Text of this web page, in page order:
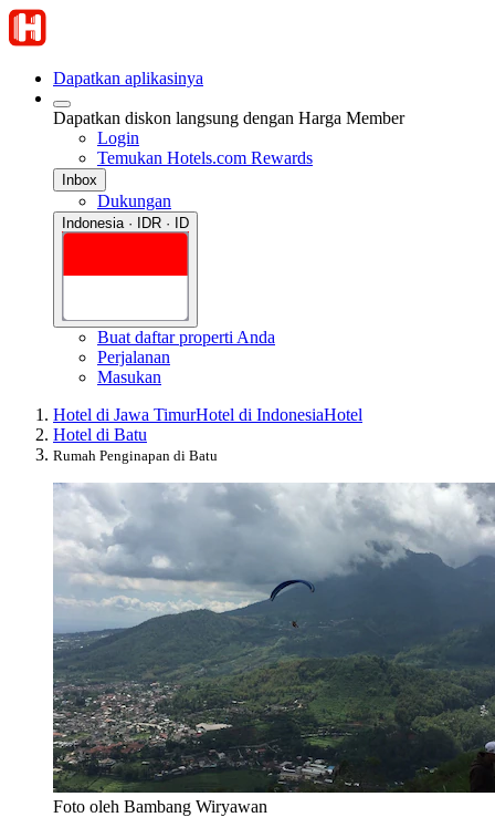
Dapatkan aplikasinya
Dapatkan diskon langsung dengan Harga Member
Login
Temukan Hotels.com Rewards
Inbox
Dukungan
Indonesia · IDR · ID
Buat daftar properti Anda
Perjalanan
Masukan
Hotel di Jawa TimurHotel di IndonesiaHotel
Hotel di Batu
Rumah Penginapan di Batu
Foto oleh Bambang Wiryawan